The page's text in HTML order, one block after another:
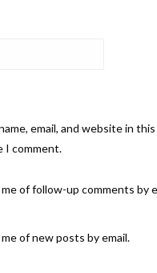
email, and website in
I comment.
of follow-up comments by
of new posts by email.